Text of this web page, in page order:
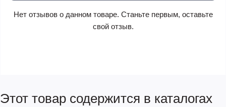
Нет отзывов о данном товаре. Станьте первым, оставьте
свой отзыв.
Этот товар содержится в каталогах